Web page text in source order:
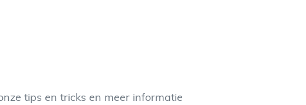
tips en tricks en meer informatie